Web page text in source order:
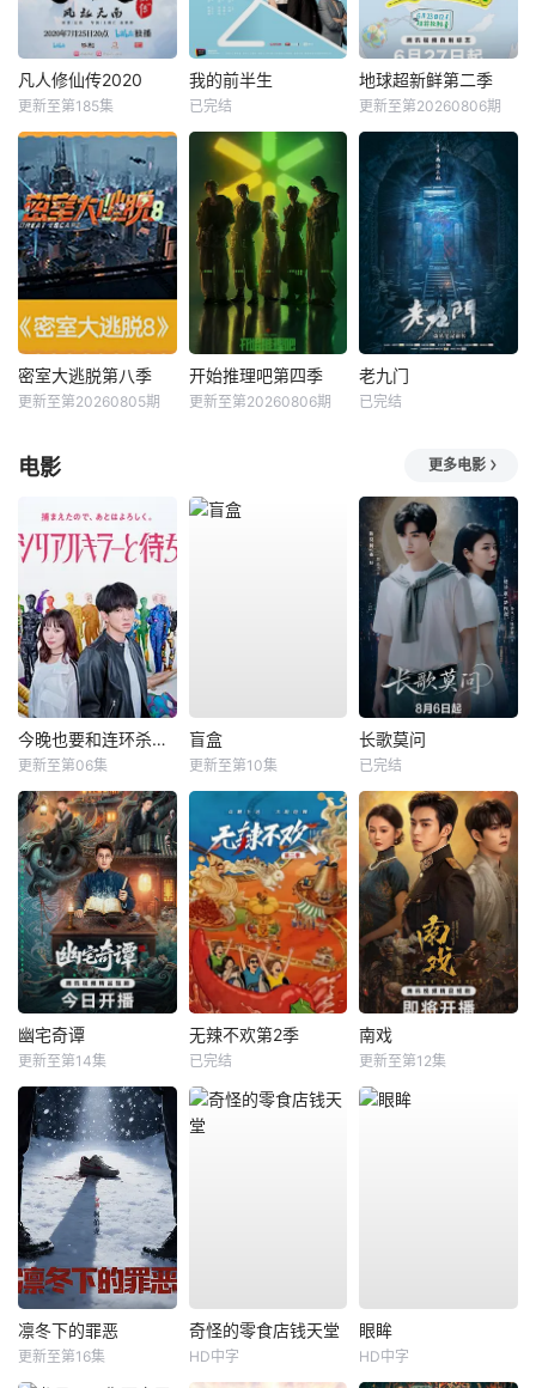
凡人修仙传2020
更新至第185集
我的前半生
已完结
地球超新鲜第二季
更新至第20260806期
密室大逃脱第八季
更新至第20260805期
开始推理吧第四季
更新至第20260806期
老九门
已完结
电影 更多电影
今晚也要和连环杀手约会
更新至第06集
盲盒
更新至第10集
长歌莫问
已完结
幽宅奇谭
更新至第14集
无辣不欢第2季
已完结
南戏
更新至第12集
凛冬下的罪恶
更新至第16集
奇怪的零食店钱天堂
HD中字
眼眸
HD中字